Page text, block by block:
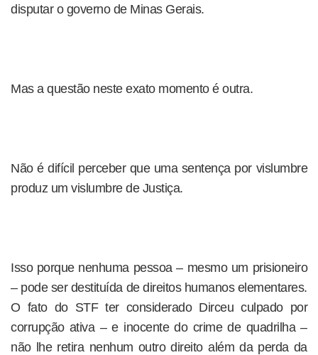
disputar o governo de Minas Gerais.
Mas a questão neste exato momento é outra.
Não é difícil perceber que uma sentença por vislumbre
produz um vislumbre de Justiça.
Isso porque nenhuma pessoa – mesmo um prisioneiro
– pode ser destituída de direitos humanos elementares.
O fato do STF ter considerado Dirceu culpado por
corrupção ativa – e inocente do crime de quadrilha –
não lhe retira nenhum outro direito além da perda da